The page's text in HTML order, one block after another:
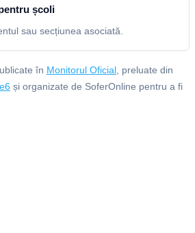
școli
sau secțiunea asociată.
în Monitorul Oficial , preluate din
și organizate de SoferOnline pentru a fi